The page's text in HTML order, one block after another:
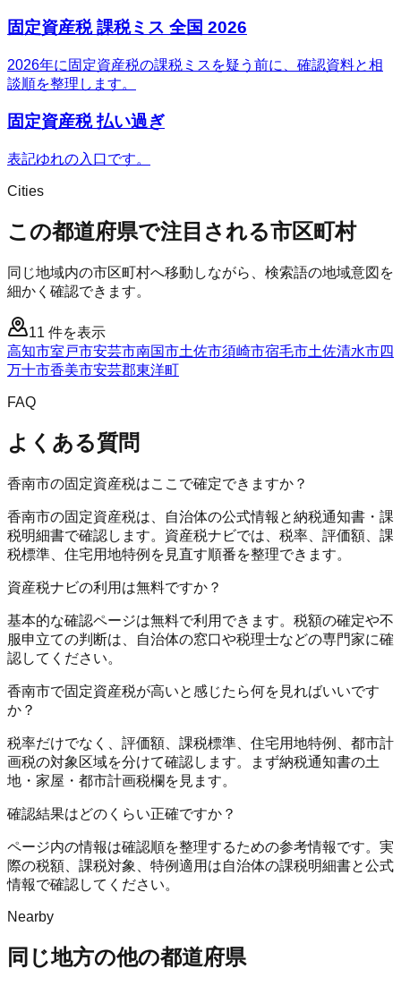
固定資産税 課税ミス 全国 2026
2026年に固定資産税の課税ミスを疑う前に、確認資料と相
談順を整理します。
固定資産税 払い過ぎ
表記ゆれの入口です。
Cities
この都道府県で注目される市区町村
同じ地域内の市区町村へ移動しながら、検索語の地域意図を
細かく確認できます。
11 件を表示
高知市室戸市安芸市南国市土佐市須崎市宿毛市土佐清水市四
万十市香美市安芸郡東洋町
FAQ
よくある質問
香南市の固定資産税はここで確定できますか？
香南市の固定資産税は、自治体の公式情報と納税通知書・課
税明細書で確認します。資産税ナビでは、税率、評価額、課
税標準、住宅用地特例を見直す順番を整理できます。
資産税ナビの利用は無料ですか？
基本的な確認ページは無料で利用できます。税額の確定や不
服申立ての判断は、自治体の窓口や税理士などの専門家に確
認してください。
香南市で固定資産税が高いと感じたら何を見ればいいです
か？
税率だけでなく、評価額、課税標準、住宅用地特例、都市計
画税の対象区域を分けて確認します。まず納税通知書の土
地・家屋・都市計画税欄を見ます。
確認結果はどのくらい正確ですか？
ページ内の情報は確認順を整理するための参考情報です。実
際の税額、課税対象、特例適用は自治体の課税明細書と公式
情報で確認してください。
Nearby
同じ地方の他の都道府県